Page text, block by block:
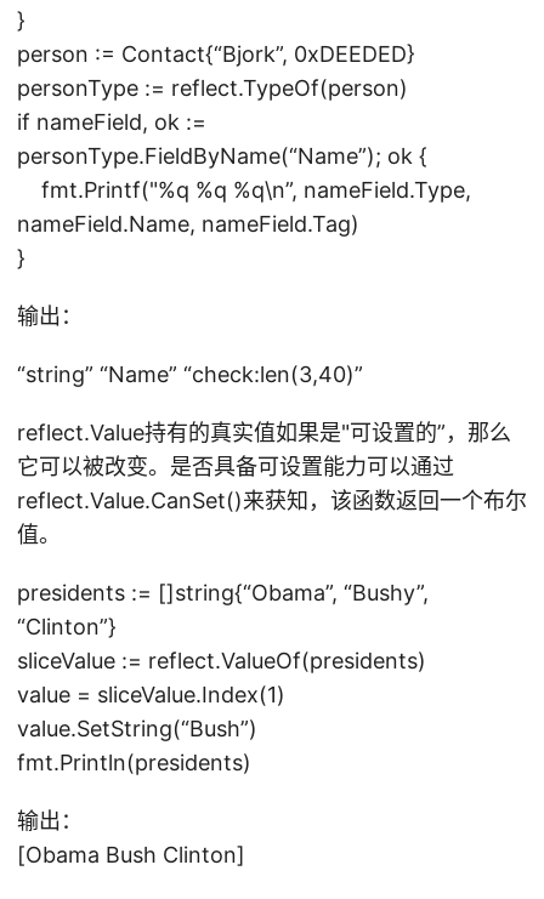
}
person := Contact{“Bjork”, 0xDEEDED}
personType := reflect.TypeOf(person)
if nameField, ok :=
personType.FieldByName(“Name”); ok {
fmt.Printf("%q %q %q\n”, nameField.Type,
nameField.Name, nameField.Tag)
}
输出：
“string” “Name” “check:len(3,40)”
reflect.Value持有的真实值如果是"可设置的”，那么
它可以被改变。是否具备可设置能力可以通过
reflect.Value.CanSet()来获知，该函数返回一个布尔
值。
presidents := []string{“Obama”, “Bushy”,
“Clinton”}
sliceValue := reflect.ValueOf(presidents)
value = sliceValue.Index(1)
value.SetString(“Bush”)
fmt.Println(presidents)
输出：
[Obama Bush Clinton]